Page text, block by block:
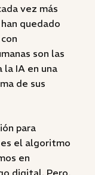
vez más
quedado
son las
IA en una
de sus
para
el algoritmo
en
digital. Pero,